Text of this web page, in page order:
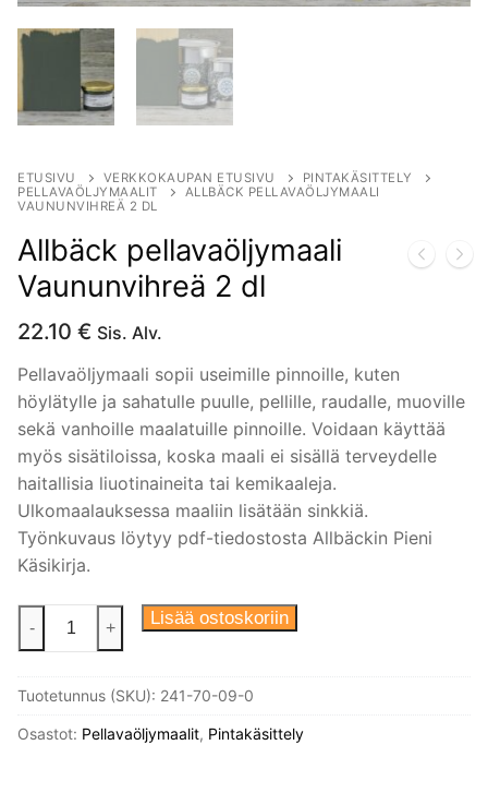
ETUSIVU VERKKOKAUPAN ETUSIVU
PINTAKÄSITTELY
PELLAVAÖLJYMAALIT
ALLBÄCK PELLAVAÖLJYMAALI
VAUNUNVIHREÄ 2 DL
Allbäck pellavaöljymaali
Vaununvihreä 2 dl
22.10 € Sis. Alv.
Pellavaöljymaali sopii useimille pinnoille, kuten
höylätylle ja sahatulle puulle, pellille, raudalle, muoville
sekä vanhoille maalatuille pinnoille. Voidaan käyttää
myös sisätiloissa, koska maali ei sisällä terveydelle
haitallisia liuotinaineita tai kemikaaleja.
Ulkomaalauksessa maaliin lisätään sinkkiä.
Työnkuvaus löytyy pdf-tiedostosta Allbäckin Pieni
Käsikirja.
Allbäck
2
dl
- + Lisää ostoskoriin
Tuotetunnus (SKU): 241-70-09-0
Osastot: Pellavaöljymaalit, Pintakäsittely